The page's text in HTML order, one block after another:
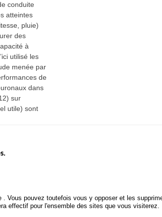
conduite
atteintes
pluie)
des
à
utilisé les
menée par
de
dans
sur
utile) sont
POLITIQUE DE SÉCURITÉ
ROUTIÈRE
Vous pouvez toutefois vous y opposer et les
effectif pour l'ensemble des sites que vous visiterez.